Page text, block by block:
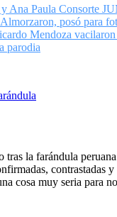
Ana Paula Consorte
posó para
Mendoza vacilaron
parodia
tras la farándula
contrastadas
cosa muy seria para